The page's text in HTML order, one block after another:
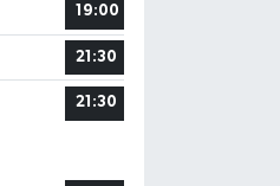
19:00
21:30
21:30